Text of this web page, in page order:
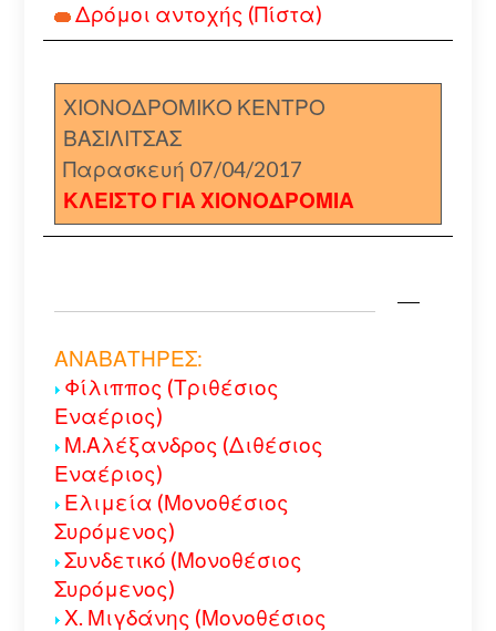
Δρόμοι αντοχής (Πίστα)
ΧΙΟΝΟΔΡΟΜΙΚΟ ΚΕΝΤΡΟ
ΒΑΣΙΛΙΤΣΑΣ
Παρασκευή 07/04/2017
ΚΛΕΙΣΤΟ ΓΙΑ ΧΙΟΝΟΔΡΟΜΙΑ
ΑΝΑΒΑΤΗΡΕΣ:
Φίλιππος (Τριθέσιος
Εναέριος)
Μ.Αλέξανδρος (Διθέσιος
Εναέριος)
Ελιμεία (Μονοθέσιος
Συρόμενος)
Συνδετικό (Μονοθέσιος
Συρόμενος)
Χ. Μιγδάνης (Μονοθέσιος